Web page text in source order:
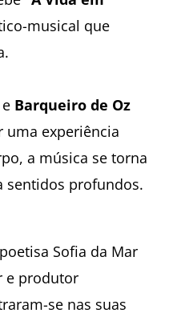
musical que
e Barqueiro de Oz
uma experiência
a música se torna
sentidos profundos.
Sofia da Mar
e produtor
se nas suas